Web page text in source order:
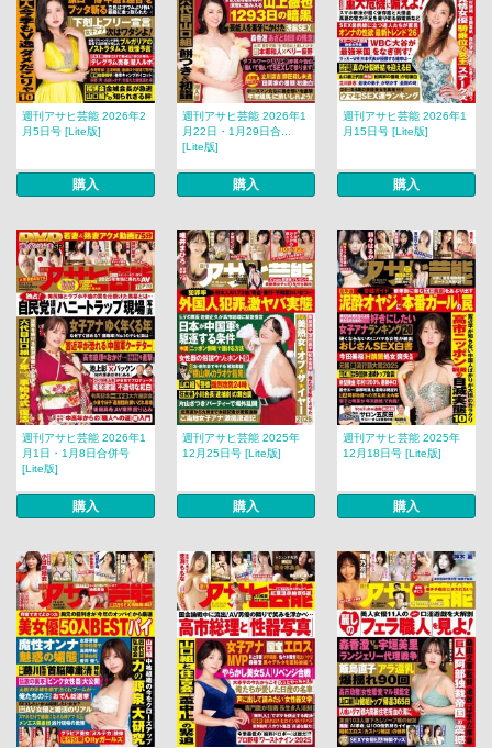
週刊アサヒ芸能 2026年2
月5日号 [Lite版]
購入
週刊アサヒ芸能 2026年1
月22日・1月29日合...
[Lite版]
購入
週刊アサヒ芸能 2026年1
月15日号 [Lite版]
購入
週刊アサヒ芸能 2026年1
月1日・1月8日合併号
[Lite版]
購入
週刊アサヒ芸能 2025年
12月25日号 [Lite版]
購入
週刊アサヒ芸能 2025年
12月18日号 [Lite版]
購入